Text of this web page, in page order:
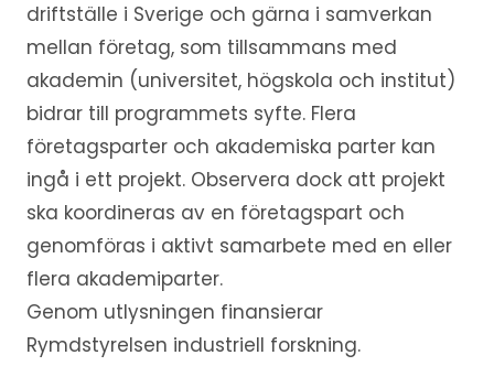
driftställe i Sverige och gärna i samverkan
mellan företag, som tillsammans med
akademin (universitet, högskola och institut)
bidrar till programmets syfte. Flera
företagsparter och akademiska parter kan
ingå i ett projekt. Observera dock att projekt
ska koordineras av en företagspart och
genomföras i aktivt samarbete med en eller
flera akademiparter.
Genom utlysningen finansierar
Rymdstyrelsen industriell forskning.